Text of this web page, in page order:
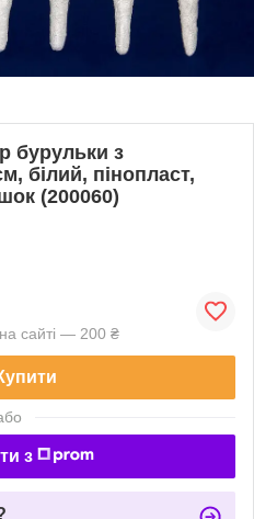
бурульки з
білий, пінопласт,
(200060)
сайті — 200 ₴
з